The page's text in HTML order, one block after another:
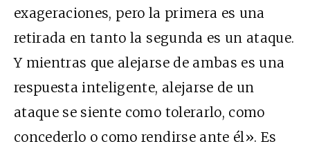
exageraciones, pero la primera es una
retirada en tanto la segunda es un ataque.
Y mientras que alejarse de ambas es una
respuesta inteligente, alejarse de un
ataque se siente como tolerarlo, como
concederlo o como rendirse ante él». Es